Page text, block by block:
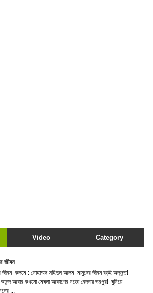
Video Category
জীবন
জীবন কলমে : মোহাম্মদ সহিদুল আলম মানুষের জীবন বড়ই অদ্ভুত!
আবার কখনো মেঘলা আকাশের মতো বেদনায় ভরপুর! ঘুমিয়ে
...